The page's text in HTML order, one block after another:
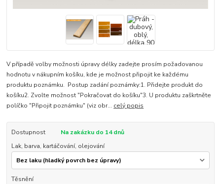
V případě volby možnosti úpravy délky zadejte prosím požadovanou
hodnotu v nákupním košíku, kde je možnost připojit ke každému
produktu poznámku. Postup zadání poznámky:1. Přidejte produkt do
košíku2. Zvolte možnost "Pokračovat do košíku"3. U produktu zaškrtněte
políčko "Připojit poznámku" (viz obr... celý popis
Dostupnost
Na zakázku do 14 dnů
Lak, barva, kartáčování, olejování
Těsnění